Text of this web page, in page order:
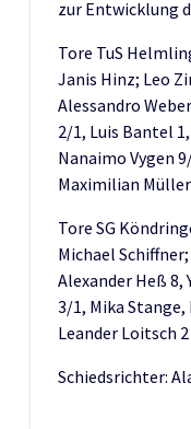
zur Entwicklung
Tore TuS
Janis Hinz; Leo
Alessandro
2/1, Luis Bantel
Nanaimo Vygen
Maximilian Müller
Tore SG
Michael
Alexander Heß 8,
3/1, Mika
Leander Loitsch 2
Schiedsrichter: